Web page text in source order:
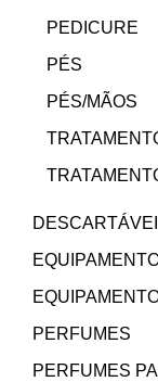
PEDICURE
PÉS
PÉS/MÃOS
PERFUMES
PERFUMES